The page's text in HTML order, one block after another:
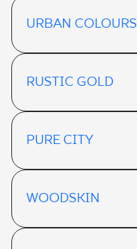
URBAN COLOURS
RUSTIC GOLD
PURE CITY
WOODSKIN